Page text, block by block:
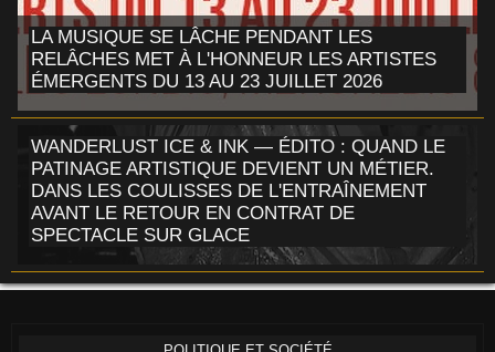
LA MUSIQUE SE LÂCHE PENDANT LES
RELÂCHES MET À L'HONNEUR LES ARTISTES
ÉMERGENTS DU 13 AU 23 JUILLET 2026
WANDERLUST ICE & INK — ÉDITO : QUAND LE
PATINAGE ARTISTIQUE DEVIENT UN MÉTIER.
DANS LES COULISSES DE L'ENTRAÎNEMENT
AVANT LE RETOUR EN CONTRAT DE
SPECTACLE SUR GLACE